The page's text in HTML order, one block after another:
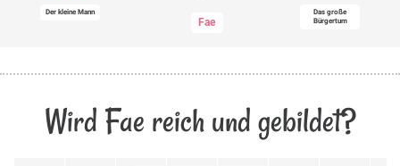
Der kleine Mann
Fae
Das große
Bürgertum
Wird Fae reich und gebildet?